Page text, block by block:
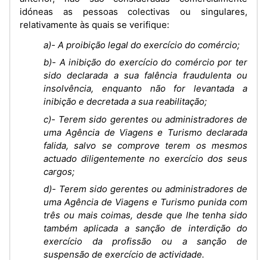
idóneas as pessoas colectivas ou singulares,
relativamente às quais se verifique:
a)- A proibição legal do exercício do comércio;
b)- A inibição do exercício do comércio por ter
sido declarada a sua falência fraudulenta ou
insolvência, enquanto não for levantada a
inibição e decretada a sua reabilitação;
c)- Terem sido gerentes ou administradores de
uma Agência de Viagens e Turismo declarada
falida, salvo se comprove terem os mesmos
actuado diligentemente no exercício dos seus
cargos;
d)- Terem sido gerentes ou administradores de
uma Agência de Viagens e Turismo punida com
três ou mais coimas, desde que lhe tenha sido
também aplicada a sanção de interdição do
exercício da profissão ou a sanção de
suspensão de exercício de actividade.